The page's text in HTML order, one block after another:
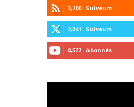
3,200 Suiveurs
2,341 Suiveurs
8,522 Abonnés